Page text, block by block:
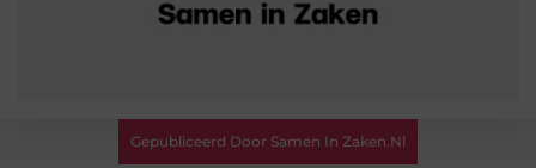
Gepubliceerd Door Samen In Zaken.nl